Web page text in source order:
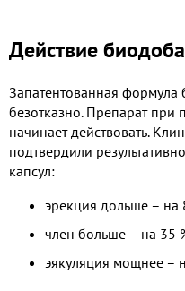
Действие
Запатентованная формула
безотказно. Препарат при
начинает действовать.
подтвердили
капсул:
эрекция дольше – на
член больше – на 35
эякуляция мощнее –